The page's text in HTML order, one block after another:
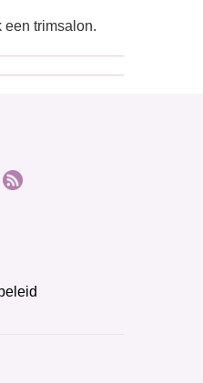
een trimsalon.